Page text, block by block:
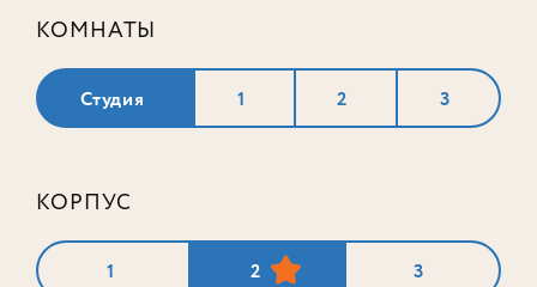
КОМНАТЫ
Студия 1 2 3
КОРПУС
1 2 3